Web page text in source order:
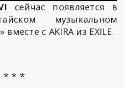
сейчас появляется в
музыкальном
с AKIRA из EXILE.
* * *